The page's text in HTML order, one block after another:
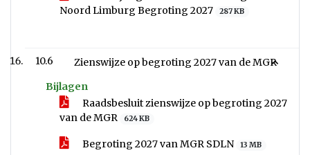
Noord Limburg Begroting 2027
287 KB
10.6
Zienswijze op begroting 2027 van de MGR
Bijlagen
Raadsbesluit zienswijze op begroting 2027
van de MGR
624 KB
Begroting 2027 van MGR SDLN 13 MB